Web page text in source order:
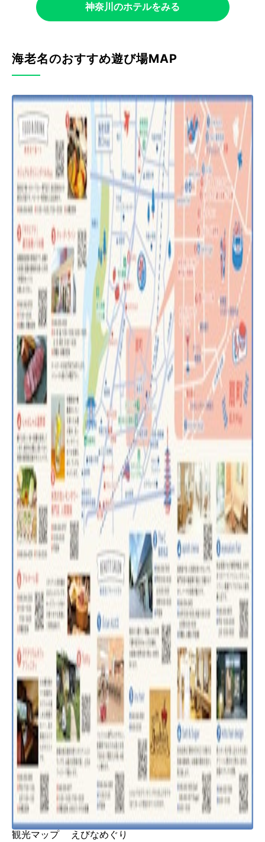
神奈川のホテルをみる
海老名のおすすめ遊び場MAP
観光マップ えびなめぐり